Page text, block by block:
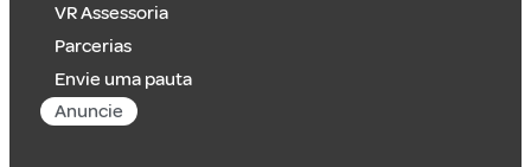
VR Assessoria
Parcerias
Envie uma pauta
Anuncie